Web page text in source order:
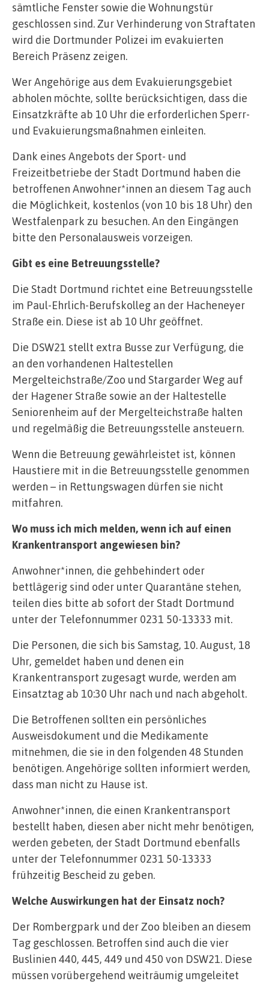
sämtliche Fenster sowie die Wohnungstür
geschlossen sind. Zur Verhinderung von Straftaten
wird die Dortmunder Polizei im evakuierten
Bereich Präsenz zeigen.
Wer Angehörige aus dem Evakuierungsgebiet
abholen möchte, sollte berücksichtigen, dass die
Einsatzkräfte ab 10 Uhr die erforderlichen Sperr-
und Evakuierungsmaßnahmen einleiten.
Dank eines Angebots der Sport- und
Freizeitbetriebe der Stadt Dortmund haben die
betroffenen Anwohner*innen an diesem Tag auch
die Möglichkeit, kostenlos (von 10 bis 18 Uhr) den
Westfalenpark zu besuchen. An den Eingängen
bitte den Personalausweis vorzeigen.
Gibt es eine Betreuungsstelle?
Die Stadt Dortmund richtet eine Betreuungsstelle
im Paul-Ehrlich-Berufskolleg an der Hacheneyer
Straße ein. Diese ist ab 10 Uhr geöffnet.
Die DSW21 stellt extra Busse zur Verfügung, die
an den vorhandenen Haltestellen
Mergelteichstraße/Zoo und Stargarder Weg auf
der Hagener Straße sowie an der Haltestelle
Seniorenheim auf der Mergelteichstraße halten
und regelmäßig die Betreuungsstelle ansteuern.
Wenn die Betreuung gewährleistet ist, können
Haustiere mit in die Betreuungsstelle genommen
werden – in Rettungswagen dürfen sie nicht
mitfahren.
Wo muss ich mich melden, wenn ich auf einen
Krankentransport angewiesen bin?
Anwohner*innen, die gehbehindert oder
bettlägerig sind oder unter Quarantäne stehen,
teilen dies bitte ab sofort der Stadt Dortmund
unter der Telefonnummer 0231 50-13333 mit.
Die Personen, die sich bis Samstag, 10. August, 18
Uhr, gemeldet haben und denen ein
Krankentransport zugesagt wurde, werden am
Einsatztag ab 10:30 Uhr nach und nach abgeholt.
Die Betroffenen sollten ein persönliches
Ausweisdokument und die Medikamente
mitnehmen, die sie in den folgenden 48 Stunden
benötigen. Angehörige sollten informiert werden,
dass man nicht zu Hause ist.
Anwohner*innen, die einen Krankentransport
bestellt haben, diesen aber nicht mehr benötigen,
werden gebeten, der Stadt Dortmund ebenfalls
unter der Telefonnummer 0231 50-13333
frühzeitig Bescheid zu geben.
Welche Auswirkungen hat der Einsatz noch?
Der Rombergpark und der Zoo bleiben an diesem
Tag geschlossen. Betroffen sind auch die vier
Buslinien 440, 445, 449 und 450 von DSW21. Diese
müssen vorübergehend weiträumig umgeleitet